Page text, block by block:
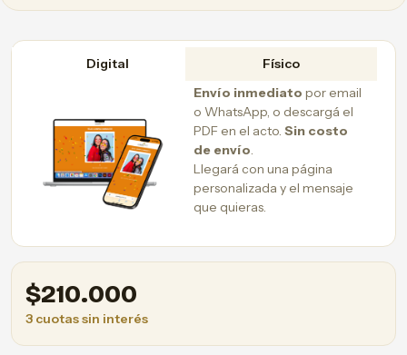
Digital
Físico
Envío inmediato por email
o WhatsApp, o descargá el
PDF en el acto. Sin costo
de envío.
Llegará con una página
personalizada y el mensaje
que quieras.
$210.000
3 cuotas sin interés